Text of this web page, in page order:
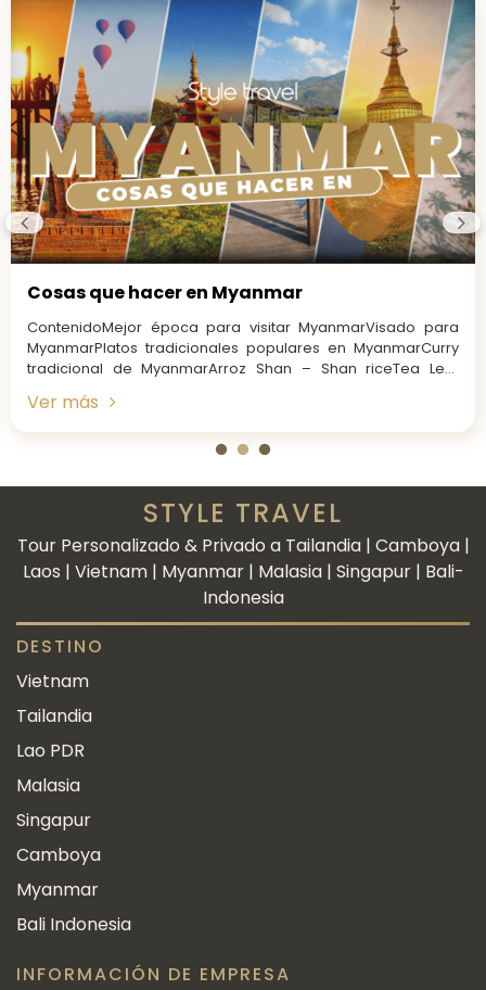
Cosas que hacer en Myanmar
ContenidoMejor época para visitar MyanmarVisado para
MyanmarPlatos tradicionales populares en MyanmarCurry
tradicional de MyanmarArroz Shan – Shan riceTea Leaf
saladFideos Shan tofu – Shan tofu...
Ver más
STYLE TRAVEL
Tour Personalizado & Privado a Tailandia | Camboya |
Laos | Vietnam | Myanmar | Malasia | Singapur | Bali-
Indonesia
DESTINO
Vietnam
Tailandia
Lao PDR
Malasia
Singapur
Camboya
Myanmar
Bali Indonesia
INFORMACIÓN DE EMPRESA